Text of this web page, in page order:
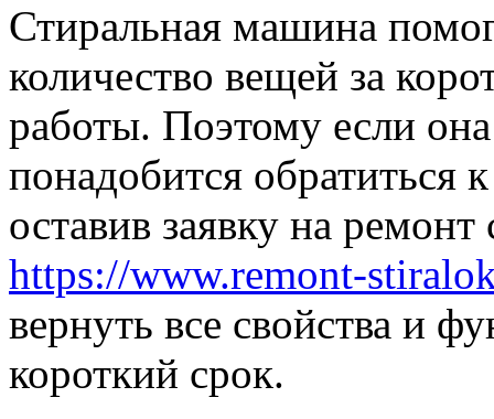
Стиральная машина
количество вещей за
работы. Поэтому если
понадобится
оставив заявку на
https://www.remont-
вернуть все свойства и
короткий срок.